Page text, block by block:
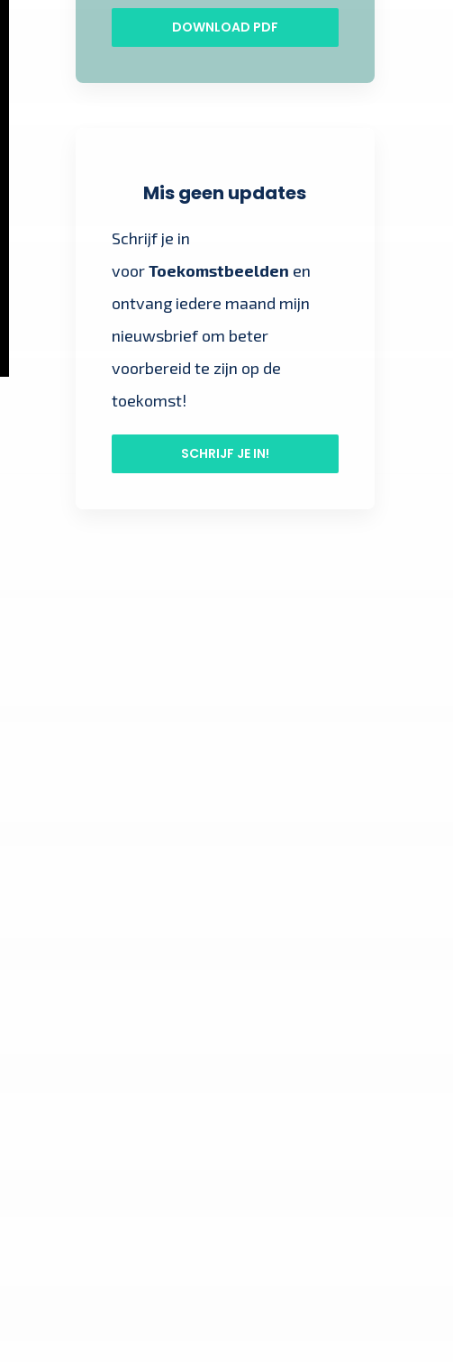
DOWNLOAD PDF
Mis geen updates
Schrijf je in
voorToekomstbeelden en
ontvang iedere maand mijn
nieuwsbrief om beter
voorbereid te zijn op de
toekomst!
SCHRIJF JE IN!